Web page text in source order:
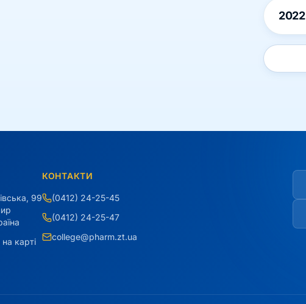
2022
99
карті
КОНТАКТИ
(0412) 24-25-45
(0412) 24-25-47
college@pharm.zt.ua